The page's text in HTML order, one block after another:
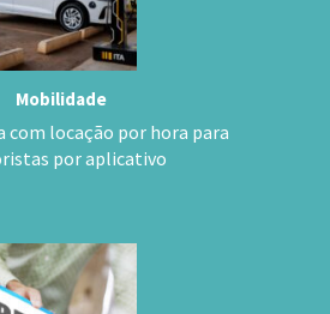
Mobilidade
com locação por hora para
por aplicativo